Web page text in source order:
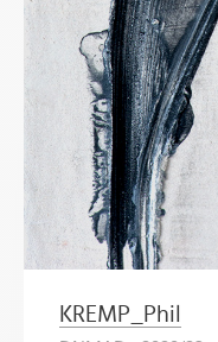
KREMP_Phil